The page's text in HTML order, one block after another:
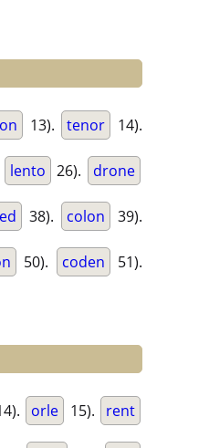
13). tenor 14).
lento 26). drone
38). colon 39).
50). coden 51).
orle 15). rent